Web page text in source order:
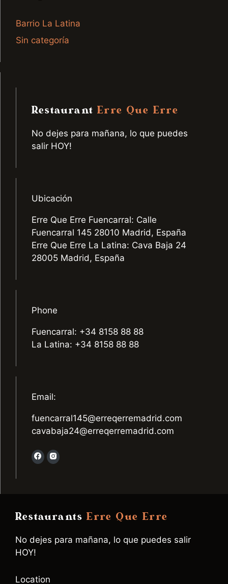
Barrio La Latina
Sin categoría
RestaurantErre Que Erre
No dejes para mañana, lo que puedes
salir HOY!
Ubicación
Erre Que Erre Fuencarral: Calle
Fuencarral 145 28010 Madrid, España
Erre Que Erre La Latina: Cava Baja 24
28005 Madrid, España
Phone
Fuencarral: +34 8158 88 88
La Latina: +34 8158 88 88
Email:
fuencarral145@erreqerremadrid.com
cavabaja24@erreqerremadrid.com
RestaurantsErre Que Erre
No dejes para mañana, lo que puedes salir
HOY!
Location